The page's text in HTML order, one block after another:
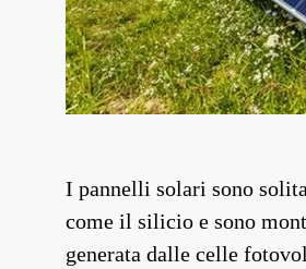
I pannelli solari sono
come il silicio e sono
generata dalle celle